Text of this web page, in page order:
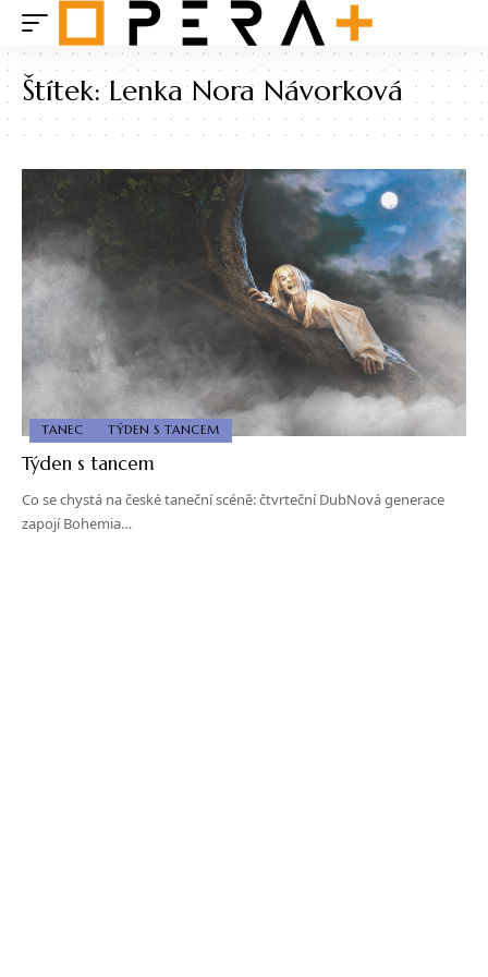
Štítek:Lenka Nora Návorková
TANEC TÝDEN S TANCEM
Týden s tancem
Co se chystá na české taneční scéně: čtvrteční DubNová generace
zapojí Bohemia…